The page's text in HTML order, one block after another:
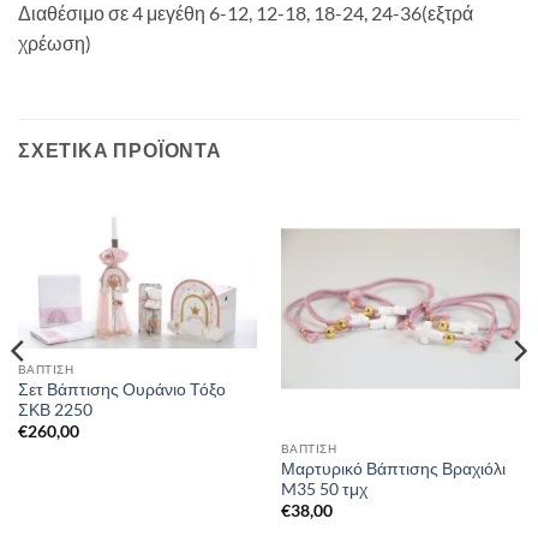
Διαθέσιμο σε 4 μεγέθη 6-12, 12-18, 18-24, 24-36(εξτρά
χρέωση)
ΣΧΕΤΙΚΆ ΠΡΟΪΌΝΤΑ
ΒΑΠΤΙΣΗ
Σετ Βάπτισης Ουράνιο Τόξο
ΣΚΒ 2250
€260,00
ΒΑΠΤΙΣΗ
Μαρτυρικό Βάπτισης Βραχιόλι
M35 50 τμχ
€38,00